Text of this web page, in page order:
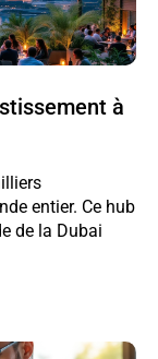
à
entier. Ce hub
de la Dubai